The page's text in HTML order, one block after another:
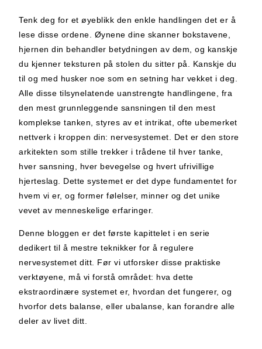
Tenk deg for et øyeblikk den enkle handlingen det er å
lese disse ordene. Øynene dine skanner bokstavene,
hjernen din behandler betydningen av dem, og kanskje
du kjenner teksturen på stolen du sitter på. Kanskje du
til og med husker noe som en setning har vekket i deg.
Alle disse tilsynelatende uanstrengte handlingene, fra
den mest grunnleggende sansningen til den mest
komplekse tanken, styres av et intrikat, ofte ubemerket
nettverk i kroppen din: nervesystemet. Det er den store
arkitekten som stille trekker i trådene til hver tanke,
hver sansning, hver bevegelse og hvert ufrivillige
hjerteslag. Dette systemet er det dype fundamentet for
hvem vi er, og former følelser, minner og det unike
vevet av menneskelige erfaringer.
Denne bloggen er det første kapittelet i en serie
dedikert til å mestre teknikker for å regulere
nervesystemet ditt. Før vi utforsker disse praktiske
verktøyene, må vi forstå området: hva dette
ekstraordinære systemet er, hvordan det fungerer, og
hvorfor dets balanse, eller ubalanse, kan forandre alle
deler av livet ditt.